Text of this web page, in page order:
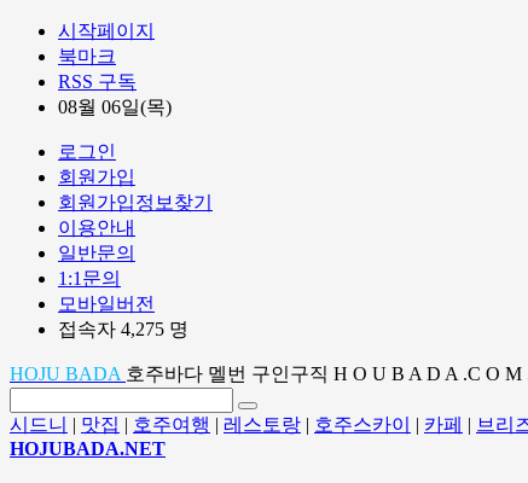
시작페이지
북마크
RSS 구독
08월 06일(목)
로그인
회원가입
회원가입정보찾기
이용안내
일반문의
1:1문의
모바일버전
접속자 4,275 명
HOJU BADA 호주바다 멜번 구인구직 H O U B A D A .C O M
시드니 | 맛집 | 호주여행 | 레스토랑 | 호주스카이 | 카페 | 브리
HOJUBADA.NET